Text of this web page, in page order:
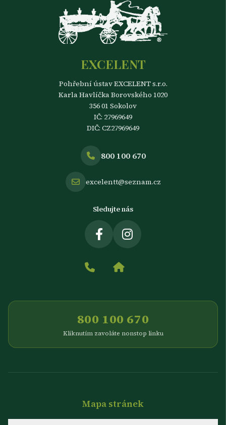
EXCELENT
Pohřební ústav EXCELENT s.r.o.
Karla Havlíčka Borovského 1020
356 01 Sokolov
IČ: 27969649
DIČ: CZ27969649
800 100 670
excelentt@seznam.cz
Sledujte nás
800 100 670
Kliknutím zavoláte nonstop linku
Mapa stránek